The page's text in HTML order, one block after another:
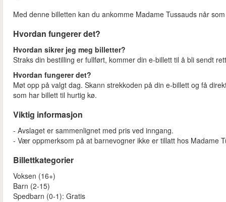
Med denne billetten kan du ankomme Madame Tussauds når
Hvordan fungerer det?
Hvordan sikrer jeg meg billetter?
Straks din bestilling er fullført, kommer din e-billett til å bli sendt
Hvordan fungerer det?
Møt opp på valgt dag. Skann strekkoden på din e-billett og få
som har billett til hurtig kø.
Viktig informasjon
- Avslaget er sammenlignet med pris ved inngang.
- Vær oppmerksom på at barnevogner ikke er tillatt hos Madame
Billettkategorier
Voksen (16+)
Barn (2-15)
Spedbarn (0-1): Gratis